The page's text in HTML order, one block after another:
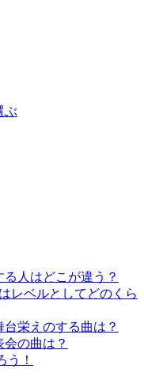
ぶ
人はどこが違う？
レベルとしてどのくら
栄えのする曲は？
の曲は？
う！